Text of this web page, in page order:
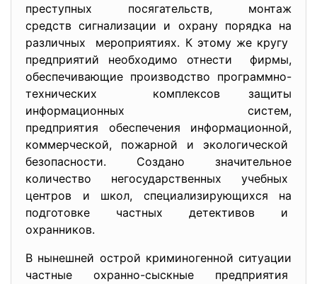
преступных посягательств, монтаж
средств сигнализации и охрану порядка на
различных мероприятиях. К этому же кругу
предприятий необходимо отнести фирмы,
обеспечивающие производство программно-
технических комплексов защиты
информационных систем,
предприятия обеспечения информационной,
коммерческой, пожарной и экологической
безопасности. Создано значительное
количество негосударственных учебных
центров и школ, специализирующихся на
подготовке частных детективов и
охранников.
В нынешней острой криминогенной ситуации
частные охранно-сыскные предприятия